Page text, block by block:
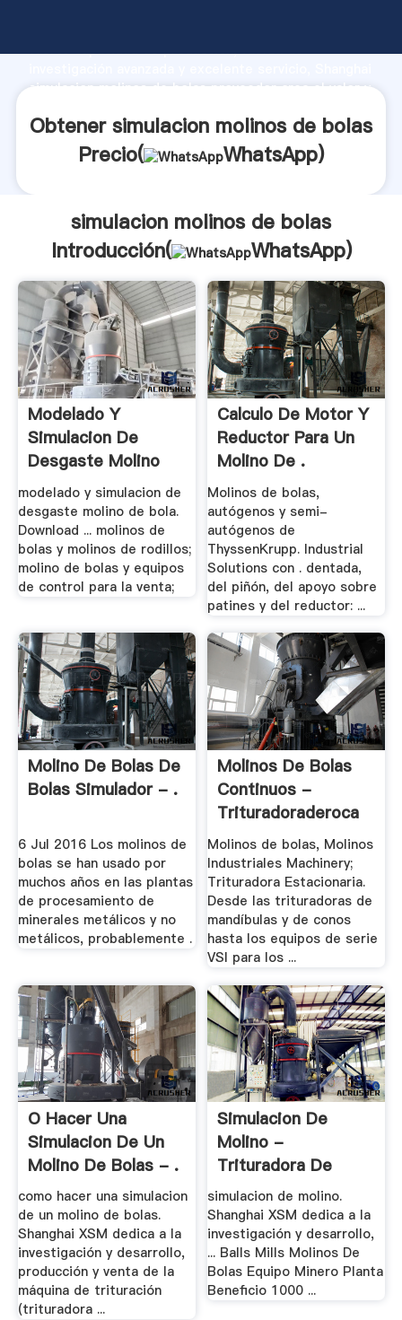
fuerte capacidad de producción, fuerza de
simulacion molinos de bolas proveedor crea el valor y
Obtener simulacion molinos de bolas
Precio(
WhatsApp)
simulacion molinos de bolas
Introducción(
WhatsApp)
Modelado Y
Simulacion De
Desgaste Molino
De Bola
modelado y simulacion de
desgaste molino de bola.
Download ... molinos de
bolas y molinos de rodillos;
molino de bolas y equipos
de control para la venta;
Calculo De Motor Y
Reductor Para Un
Molino De .
Molinos de bolas,
autógenos y semi-
autógenos de
ThyssenKrupp. Industrial
Solutions con . dentada,
del piñón, del apoyo sobre
patines y del reductor: ...
Molino De Bolas De
Bolas Simulador - .
6 Jul 2016 Los molinos de
bolas se han usado por
muchos años en las plantas
de procesamiento de
minerales metálicos y no
metálicos, probablemente .
Molinos De Bolas
Continuos -
Trituradoraderoca
Molinos de bolas, Molinos
Industriales Machinery;
Trituradora Estacionaria.
Desde las trituradoras de
mandíbulas y de conos
hasta los equipos de serie
VSI para los ...
O Hacer Una
Simulacion De Un
Molino De Bolas - .
como hacer una simulacion
de un molino de bolas.
Shanghai XSM dedica a la
investigación y desarrollo,
producción y venta de la
máquina de trituración
(trituradora ...
Simulacion De
Molino -
Trituradora De
Cono
simulacion de molino.
Shanghai XSM dedica a la
investigación y desarrollo,
... Balls Mills Molinos De
Bolas Equipo Minero Planta
Beneficio 1000 ...